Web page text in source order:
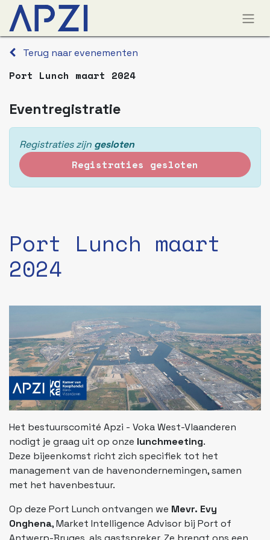
Terug naar evenementen
Port Lunch maart 2024
Eventregistratie
Registraties zijn gesloten
Registraties gesloten
Port Lunch maart
2024
Het bestuurscomité Apzi - Voka West-Vlaanderen
nodigt je graag uit op onze lunchmeeting.
Deze bijeenkomst richt zich specifiek tot het
management van de havenondernemingen, samen
met het havenbestuur.
Op deze Port Lunch ontvangen we Mevr. Evy
Onghena, Market Intelligence Advisor bij Port of